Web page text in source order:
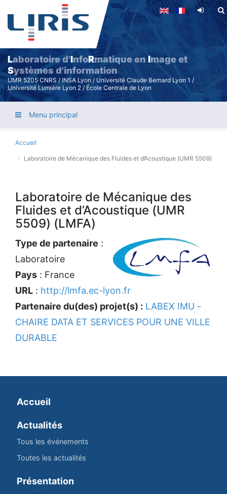
Aller
contenu
principal
Laboratoire d'InfoRmatique enImage et
Systèmes d'information
UMR 5205 CNRS / INSA Lyon / Université Claude Bernard Lyon 1 /
Université Lumière Lyon 2 / École Centrale de Lyon
Menu principal
Accueil
Laboratoire de Mécanique des Fluides et d’Acoustique (UMR 5509)
Laboratoire de Mécanique des
Fluides et d’Acoustique (UMR
5509) (LMFA)
Type de partenaire :
Laboratoire
Pays : France
URL : http://lmfa.ec-lyon.fr
Partenaire du(des) projet(s) : LABEX IMU -
CHAIRE DATA ET SERVICES POUR UNE VILLE
DURABLE
Accueil
Actualités
Tous les événements
Toutes les actualités
Présentation